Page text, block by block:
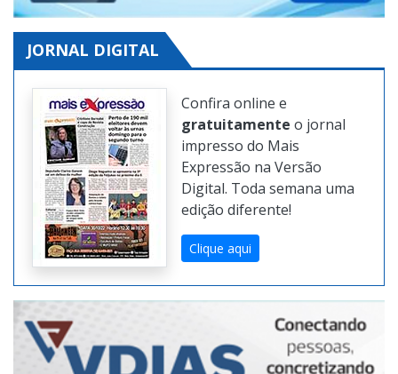
JORNAL DIGITAL
Confira online e
gratuitamenteo jornal
impresso do Mais
Expressão na Versão
Digital. Toda semana uma
edição diferente!
Clique aqui